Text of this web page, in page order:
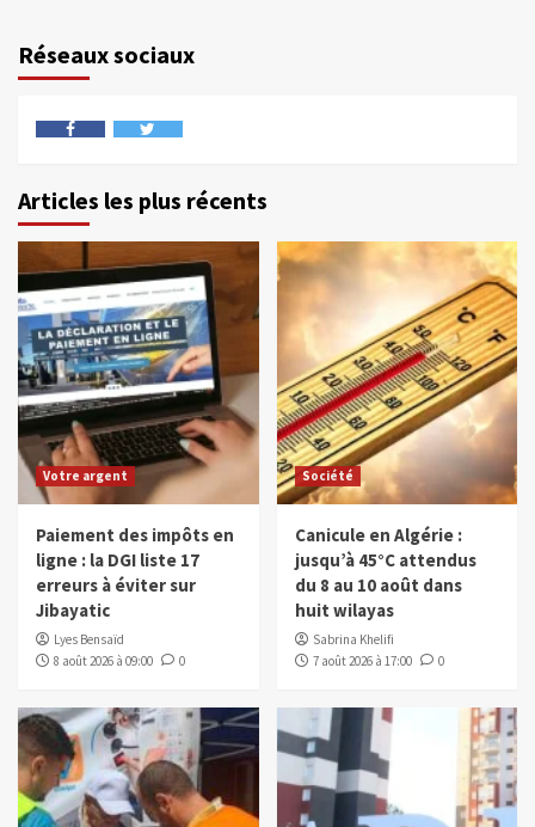
Réseaux sociaux
Articles les plus récents
Votre argent
Paiement des impôts en
ligne : la DGI liste 17
erreurs à éviter sur
Jibayatic
Lyes Bensaïd
8 août 2026 à 09:00
0
Société
Canicule en Algérie :
jusqu’à 45°C attendus
du 8 au 10 août dans
huit wilayas
Sabrina Khelifi
7 août 2026 à 17:00
0